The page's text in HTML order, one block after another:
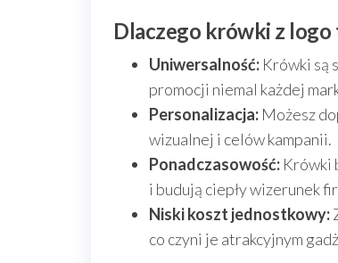
Dlaczego krówki z
Uniwersalność: Krówki są
promocji niemal każdej
Personalizacja: Możesz
wizualnej i celów kampanii.
Ponadczasowość: Krówki
i budują ciepły wizerunek
Niski koszt jednostkowy:
co czyni je atrakcyjnym